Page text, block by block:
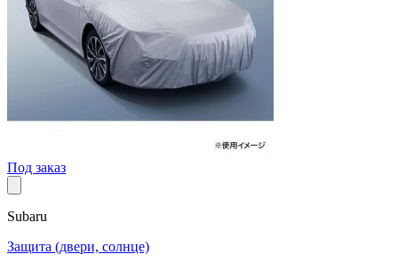
Под заказ
Subaru
Защита (двери, солнце)